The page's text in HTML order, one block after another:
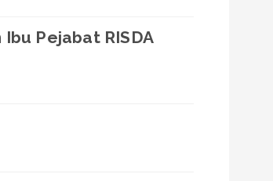
Pejabat RISDA